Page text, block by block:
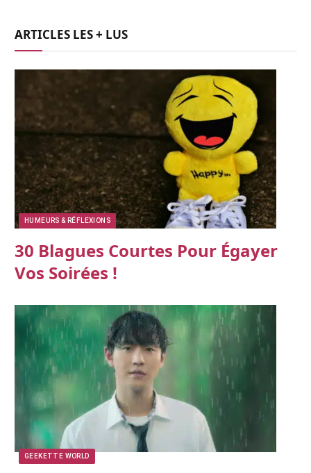
ARTICLES LES + LUS
HUMEURS & RÉFLEXIONS
30 Blagues Courtes Pour Égayer
Vos Soirées !
GEEKETTE WORLD